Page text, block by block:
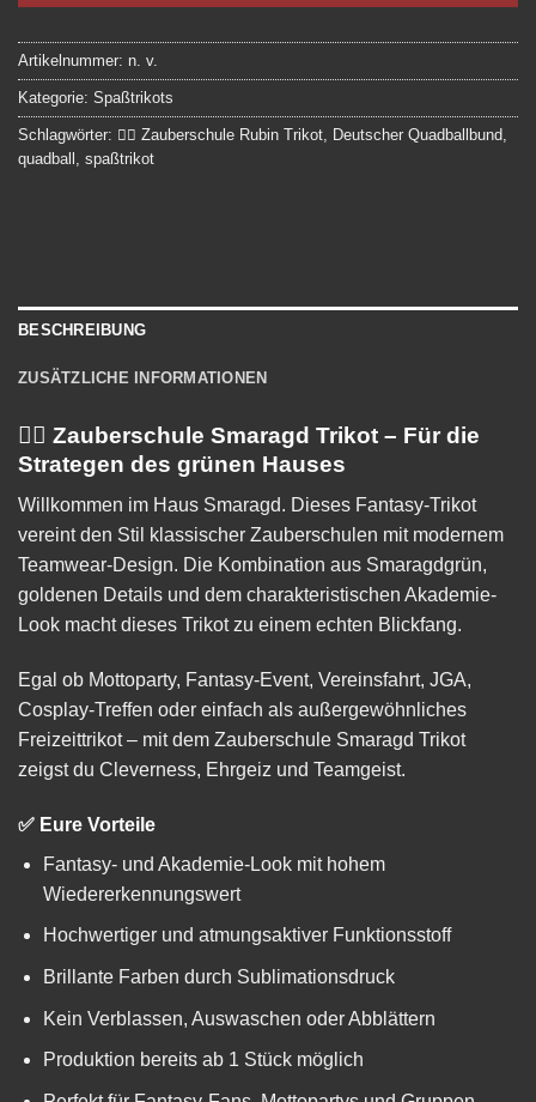
Artikelnummer: n. v.
Kategorie: Spaßtrikots
Schlagwörter: 🧙‍♂️ Zauberschule Rubin Trikot Deutscher Quadballbund
quadball
spaßtrikot
BESCHREIBUNG
ZUSÄTZLICHE INFORMATIONEN
🧙‍♂️ Zauberschule Smaragd Trikot – Für die
Strategen des grünen Hauses
Willkommen im Haus Smaragd. Dieses Fantasy-Trikot
vereint den Stil klassischer Zauberschulen mit modernem
Teamwear-Design. Die Kombination aus Smaragdgrün,
goldenen Details und dem charakteristischen Akademie-
Look macht dieses Trikot zu einem echten Blickfang.
Egal ob Mottoparty, Fantasy-Event, Vereinsfahrt, JGA,
Cosplay-Treffen oder einfach als außergewöhnliches
Freizeittrikot – mit dem Zauberschule Smaragd Trikot
zeigst du Cleverness, Ehrgeiz und Teamgeist.
✅ Eure Vorteile
Fantasy- und Akademie-Look mit hohem
Wiedererkennungswert
Hochwertiger und atmungsaktiver Funktionsstoff
Brillante Farben durch Sublimationsdruck
Kein Verblassen, Auswaschen oder Abblättern
Produktion bereits ab 1 Stück möglich